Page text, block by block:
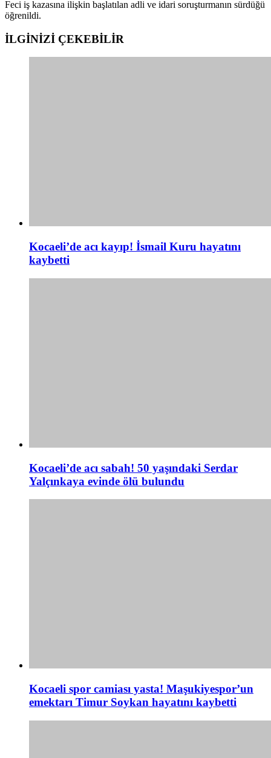
Feci iş kazasına ilişkin başlatılan adli ve idari soruşturmanın sürdüğü
öğrenildi.
İLGİNİZİ ÇEKEBİLİR
Kocaeli’de acı kayıp! İsmail Kuru hayatını
kaybetti
Kocaeli’de acı sabah! 50 yaşındaki Serdar
Yalçınkaya evinde ölü bulundu
Kocaeli spor camiası yasta! Maşukiyespor’un
emektarı Timur Soykan hayatını kaybetti